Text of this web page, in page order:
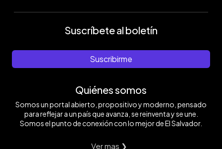
Suscríbete al boletín
Suscribirme
Quiénes somos
Somos un portal abierto, propositivo y moderno, pensado
para reflejar a un país que avanza, se reinventa y se une.
Somos el punto de conexión con lo mejor de El Salvador.
Ver mas ❯